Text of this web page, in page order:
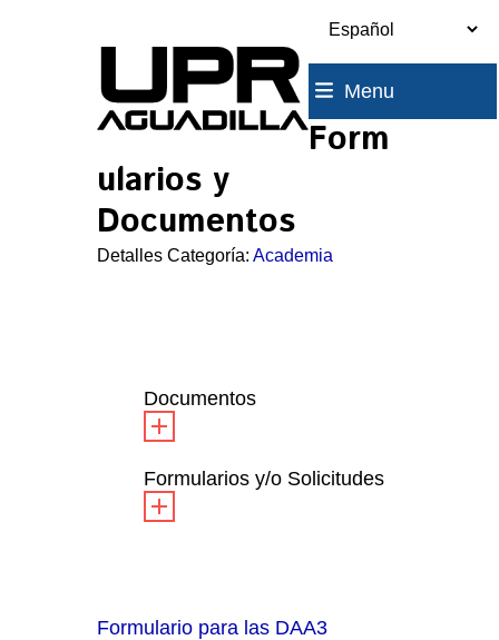
Menu
Form
ularios y
Documentos
Detalles Categoría: Academia
Documentos
Formularios y/o Solicitudes
Formulario para las DAA3